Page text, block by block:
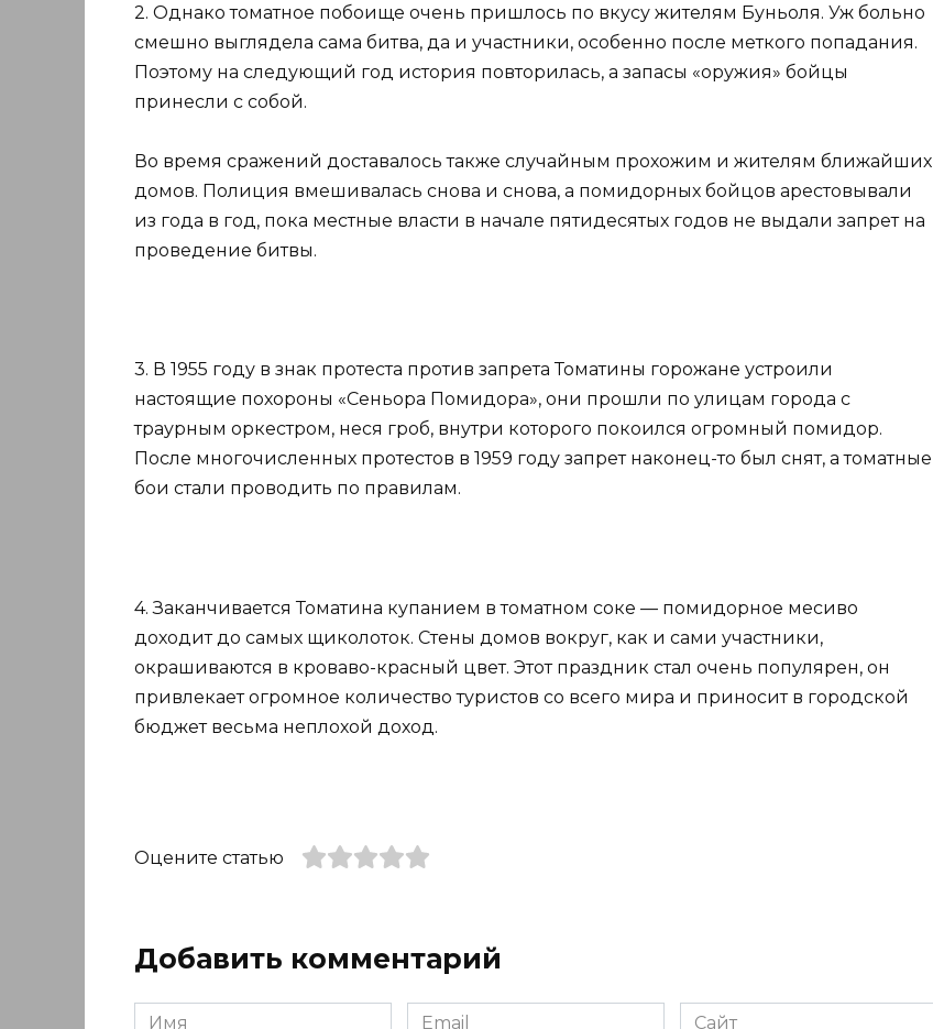
2. Однако томатное побоище очень пришлось по вкусу жителям Буньоля. Уж больно
смешно выглядела сама битва, да и участники, особенно после меткого попадания.
Поэтому на следующий год история повторилась, а запасы «оружия» бойцы
принесли с собой.
Во время сражений доставалось также случайным прохожим и жителям ближайших
домов. Полиция вмешивалась снова и снова, а помидорных бойцов арестовывали
из года в год, пока местные власти в начале пятидесятых годов не выдали запрет на
проведение битвы.
3. В 1955 году в знак протеста против запрета Томатины горожане устроили
настоящие похороны «Сеньора Помидора», они прошли по улицам города с
траурным оркестром, неся гроб, внутри которого покоился огромный помидор.
После многочисленных протестов в 1959 году запрет наконец-то был снят, а томатные
бои стали проводить по правилам.
4. Заканчивается Томатина купанием в томатном соке — помидорное месиво
доходит до самых щиколоток. Стены домов вокруг, как и сами участники,
окрашиваются в кроваво-красный цвет. Этот праздник стал очень популярен, он
привлекает огромное количество туристов со всего мира и приносит в городской
бюджет весьма неплохой доход.
Оцените статью
Добавить комментарий
Имя
Email
Сайт